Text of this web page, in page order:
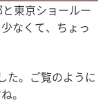
東京ショールー
なくて、ちょっ
た。ご覧のように
。